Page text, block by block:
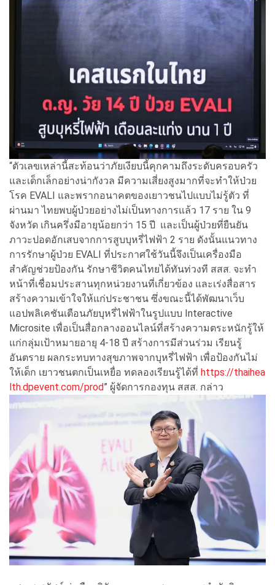
“ตัวเลขเหล่านี้สะท้อนว่าภัยเงียบนี้คุกคามถึงระดับครอบครัว
และเด็กเล็กอย่างน่ากังวล มีความเสี่ยงสูงมากที่จะทำให้ป่วย
โรค EVALI และพรากอนาคตของเยาวชนไปแบบไม่รู้ตัว ที่
ผ่านมา ไทยพบผู้ป่วยอย่างไม่เป็นทางการแล้ว 17 ราย ใน 9
จังหวัด เกินครึ่งมีอายุน้อยกว่า 15 ปี และเป็นผู้ป่วยที่ยืนยัน
ภาวะปอดอักเสบจากการสูบบุหรี่ไฟฟ้า 2 ราย ดังนั้นแนวทาง
การรักษาผู้ป่วย EVALI ที่ประกาศใช้วันนี้จึงเป็นเครื่องมือ
สำคัญช่วยป้องกัน รักษาชีวิตคนไทยได้ทันท่วงที สสส. จะทำ
หน้าที่เชื่อมประสานทุกหน่วยงานที่เกี่ยวข้อง และเร่งสื่อสาร
สร้างความเข้าใจให้แก่ประชาชน ซึ่งขณะนี้ได้พัฒนาเว็บ
แอปพลิเคชันเตือนภัยบุหรี่ไฟฟ้าในรูปแบบ Interactive
Microsite เพื่อเป็นสื่อกลางออนไลน์ที่สร้างความตระหนักรู้ให้
แก่กลุ่มเป้าหมายอายุ 4-18 ปี สร้างการมีส่วนร่วม เรียนรู้
อันตราย ผลกระทบทางสุขภาพจากบุหรี่ไฟฟ้า เพื่อป้องกันไม่
ให้เด็ก เยาวชนตกเป็นเหยื่อ ทดลองเรียนรู้ได้ที่ https://thaihea
lth.dpevent.com/prod” ผู้จัดการกองทุน สสส. กล่าว